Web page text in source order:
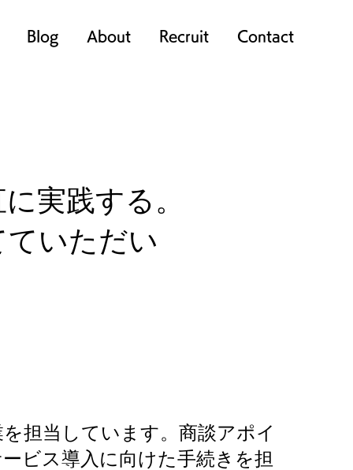
Blog About Recruit Contact
実践する。
いただい
担当しています。商談アポイ
ビス導入に向けた手続きを担